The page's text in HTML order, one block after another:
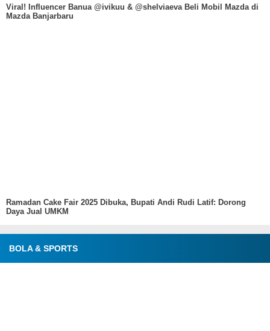
Viral! Influencer Banua @ivikuu & @shelviaeva Beli Mobil Mazda di
Mazda Banjarbaru
Ramadan Cake Fair 2025 Dibuka, Bupati Andi Rudi Latif: Dorong
Daya Jual UMKM
BOLA & SPORTS